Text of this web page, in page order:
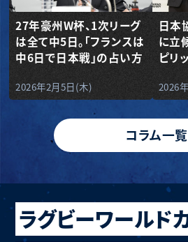
27年豪州W杯、1次リーグ
は全て中5日。「フランスは
中6日で日本戦」の占い方
2026年2月5日(木)
日本
に立
ピリ
2026
コラム一覧
ラグビーワールド